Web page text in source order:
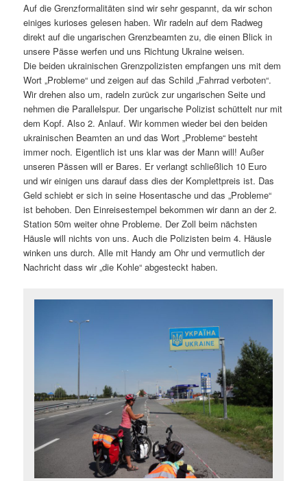
Auf die Grenzformalitäten sind wir sehr gespannt, da wir schon
einiges kurioses gelesen haben. Wir radeln auf dem Radweg
direkt auf die ungarischen Grenzbeamten zu, die einen Blick in
unsere Pässe werfen und uns Richtung Ukraine weisen.
Die beiden ukrainischen Grenzpolizisten empfangen uns mit dem
Wort „Probleme“ und zeigen auf das Schild „Fahrrad verboten“.
Wir drehen also um, radeln zurück zur ungarischen Seite und
nehmen die Parallelspur. Der ungarische Polizist schüttelt nur mit
dem Kopf. Also 2. Anlauf. Wir kommen wieder bei den beiden
ukrainischen Beamten an und das Wort „Probleme“ besteht
immer noch. Eigentlich ist uns klar was der Mann will! Außer
unseren Pässen will er Bares. Er verlangt schließlich 10 Euro
und wir einigen uns darauf dass dies der Komplettpreis ist. Das
Geld schiebt er sich in seine Hosentasche und das „Probleme“
ist behoben. Den Einreisestempel bekommen wir dann an der 2.
Station 50m weiter ohne Probleme. Der Zoll beim nächsten
Häusle will nichts von uns. Auch die Polizisten beim 4. Häusle
winken uns durch. Alle mit Handy am Ohr und vermutlich der
Nachricht dass wir „die Kohle“ abgesteckt haben.